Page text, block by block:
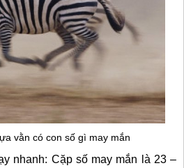
vằn có con số gì may mắn
nhanh: Cặp số may mắn là 23 –